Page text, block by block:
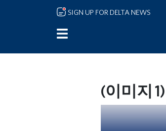
Skip to main content
SIGN UP FOR DELTA NEWS
(이미지